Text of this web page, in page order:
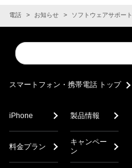
帯電話 お知らせ ソフトウェアサポート
Conduct
a
スマートフォン・携帯電話 トップ
iPhone 製品情報
料金プラン
キャンペー
ン